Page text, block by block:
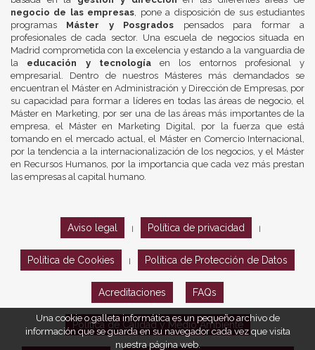
negocio de las empresas , pone a disposición de sus estudiantes
programas Máster y Posgrados pensados para formar a
profesionales de cada sector. Una escuela de negocios situada en
Madrid comprometida con la excelencia y estando a la vanguardia de
la educación y tecnologíaen los entornos profesional y
empresarial. Dentro de nuestros Másteres más demandados se
encuentran el Máster en Administración y Dirección de Empresas, por
su capacidad para formar a líderes en todas las áreas de negocio, el
Máster en Marketing, por ser una de las áreas más importantes de la
empresa, el Máster en Marketing Digital, por la fuerza que está
tomando en el mercado actual, el Máster en Comercio Internacional,
por la tendencia a la internacionalización de los negocios, y el Máster
en Recursos Humanos, por la importancia que cada vez más prestan
las empresas al capital humano.
Aviso legal Política de privacidad
Política de Cookies Política de Protección de Datos
Acreditaciones FAQs
Política de Calidad y Medio Ambiente
Una cookie o galleta informática es un pequeño archivo de
información que se guarda en su navegador cada vez que visita
nuestra página web.